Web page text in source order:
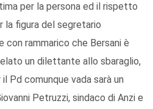
per la persona ed il rispetto
la figura del segretario
con rammarico che Bersani è
un dilettante allo sbaraglio,
Pd comunque vada sarà un
Petruzzi, sindaco di Anzi e